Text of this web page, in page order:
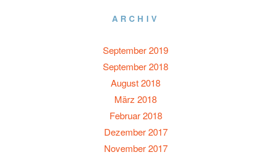
ARCHIV
September 2019
September 2018
August 2018
März 2018
Februar 2018
Dezember 2017
November 2017